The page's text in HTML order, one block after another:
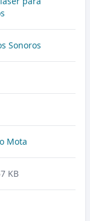
Sonoros
Mota
KB